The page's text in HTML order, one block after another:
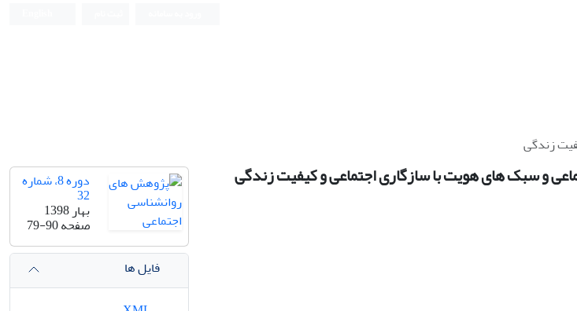
زندگی
و سبک های هویت با سازگاری اجتماعی و کیفیت زندگی دوره 8، شماره
32
بهار 1398
صفحه79-90
فایل ها